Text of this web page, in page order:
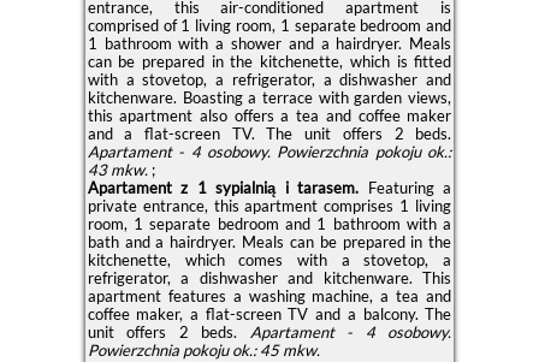
entrance, this air-conditioned apartment is
comprised of 1 living room, 1 separate bedroom and
1 bathroom with a shower and a hairdryer. Meals
can be prepared in the kitchenette, which is fitted
with a stovetop, a refrigerator, a dishwasher and
kitchenware. Boasting a terrace with garden views,
this apartment also offers a tea and coffee maker
and a flat-screen TV. The unit offers 2 beds.
Apartament - 4 osobowy. Powierzchnia pokoju ok.:
43 mkw.;
Apartament z 1 sypialnią i tarasem. Featuring a
private entrance, this apartment comprises 1 living
room, 1 separate bedroom and 1 bathroom with a
bath and a hairdryer. Meals can be prepared in the
kitchenette, which comes with a stovetop, a
refrigerator, a dishwasher and kitchenware. This
apartment features a washing machine, a tea and
coffee maker, a flat-screen TV and a balcony. The
unit offers 2 beds. Apartament - 4 osobowy.
Powierzchnia pokoju ok.: 45 mkw.